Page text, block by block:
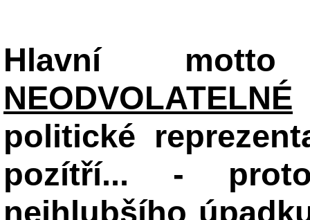
Hlavní
NEODVOLATELNÉ
politické
pozítří... -
nejhlubšího